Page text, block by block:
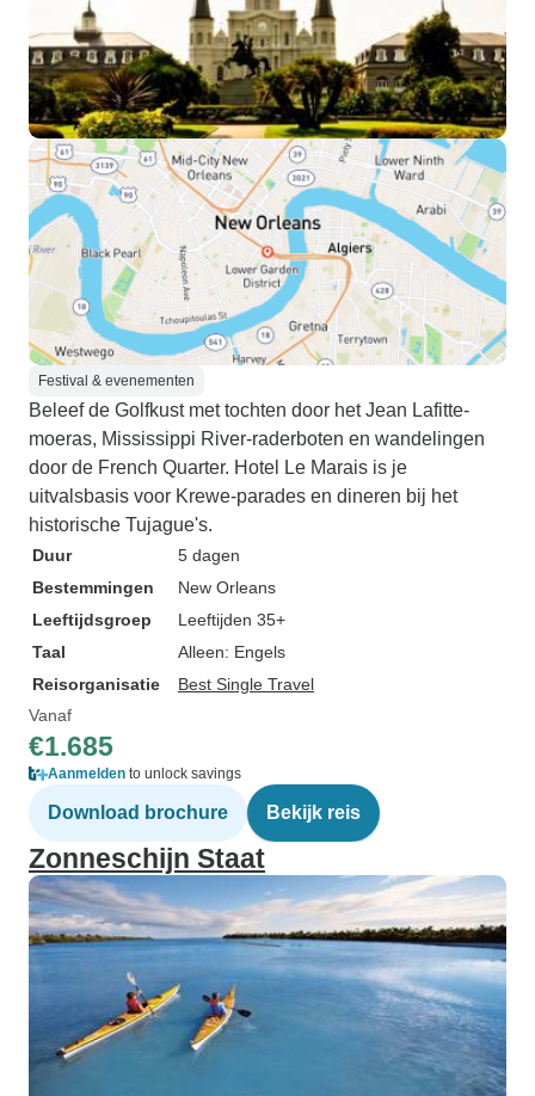
Festival & evenementen
Beleef de Golfkust met tochten door het Jean Lafitte-
moeras, Mississippi River-raderboten en wandelingen
door de French Quarter. Hotel Le Marais is je
uitvalsbasis voor Krewe-parades en dineren bij het
historische Tujague's.
Duur
5 dagen
Bestemmingen
New Orleans
Leeftijdsgroep
Leeftijden 35+
Taal
Alleen: Engels
Reisorganisatie
Best Single Travel
Vanaf
€1.685
Aanmelden to unlock savings
Download brochure Bekijk reis
Zonneschijn Staat